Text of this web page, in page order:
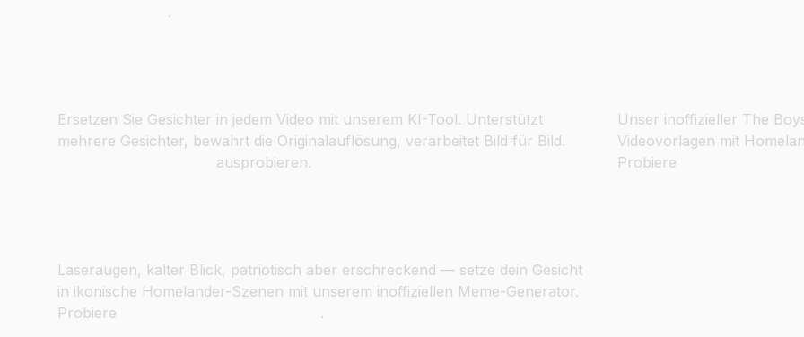
.
Ersetzen Sie Gesichter in jedem Video mit unserem KI-Tool. Unterstützt
mehrere Gesichter, bewahrt die Originalauflösung, verarbeitet Bild für Bild.
ausprobieren.
Unser inoffizieller The
Videovorlagen mit
Probiere
Laseraugen, kalter Blick, patriotisch aber erschreckend — setze dein Gesicht
in ikonische Homelander-Szenen mit unserem inoffiziellen Meme-Generator.
Probiere
.